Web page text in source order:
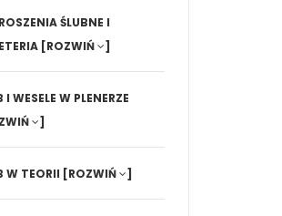
ŚLUBNE I
[ROZWIŃ ]
I WESELE W PLENERZE
]
W TEORII [ROZWIŃ ]